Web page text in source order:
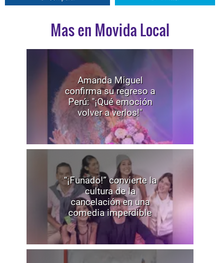
Mas en Movida Local
Amanda Miguel
confirma su regreso a
Perú: "¡Qué emoción
volver a verlos!"
“¡Funado!” convierte la
cultura de la
cancelación en una
comedia imperdible